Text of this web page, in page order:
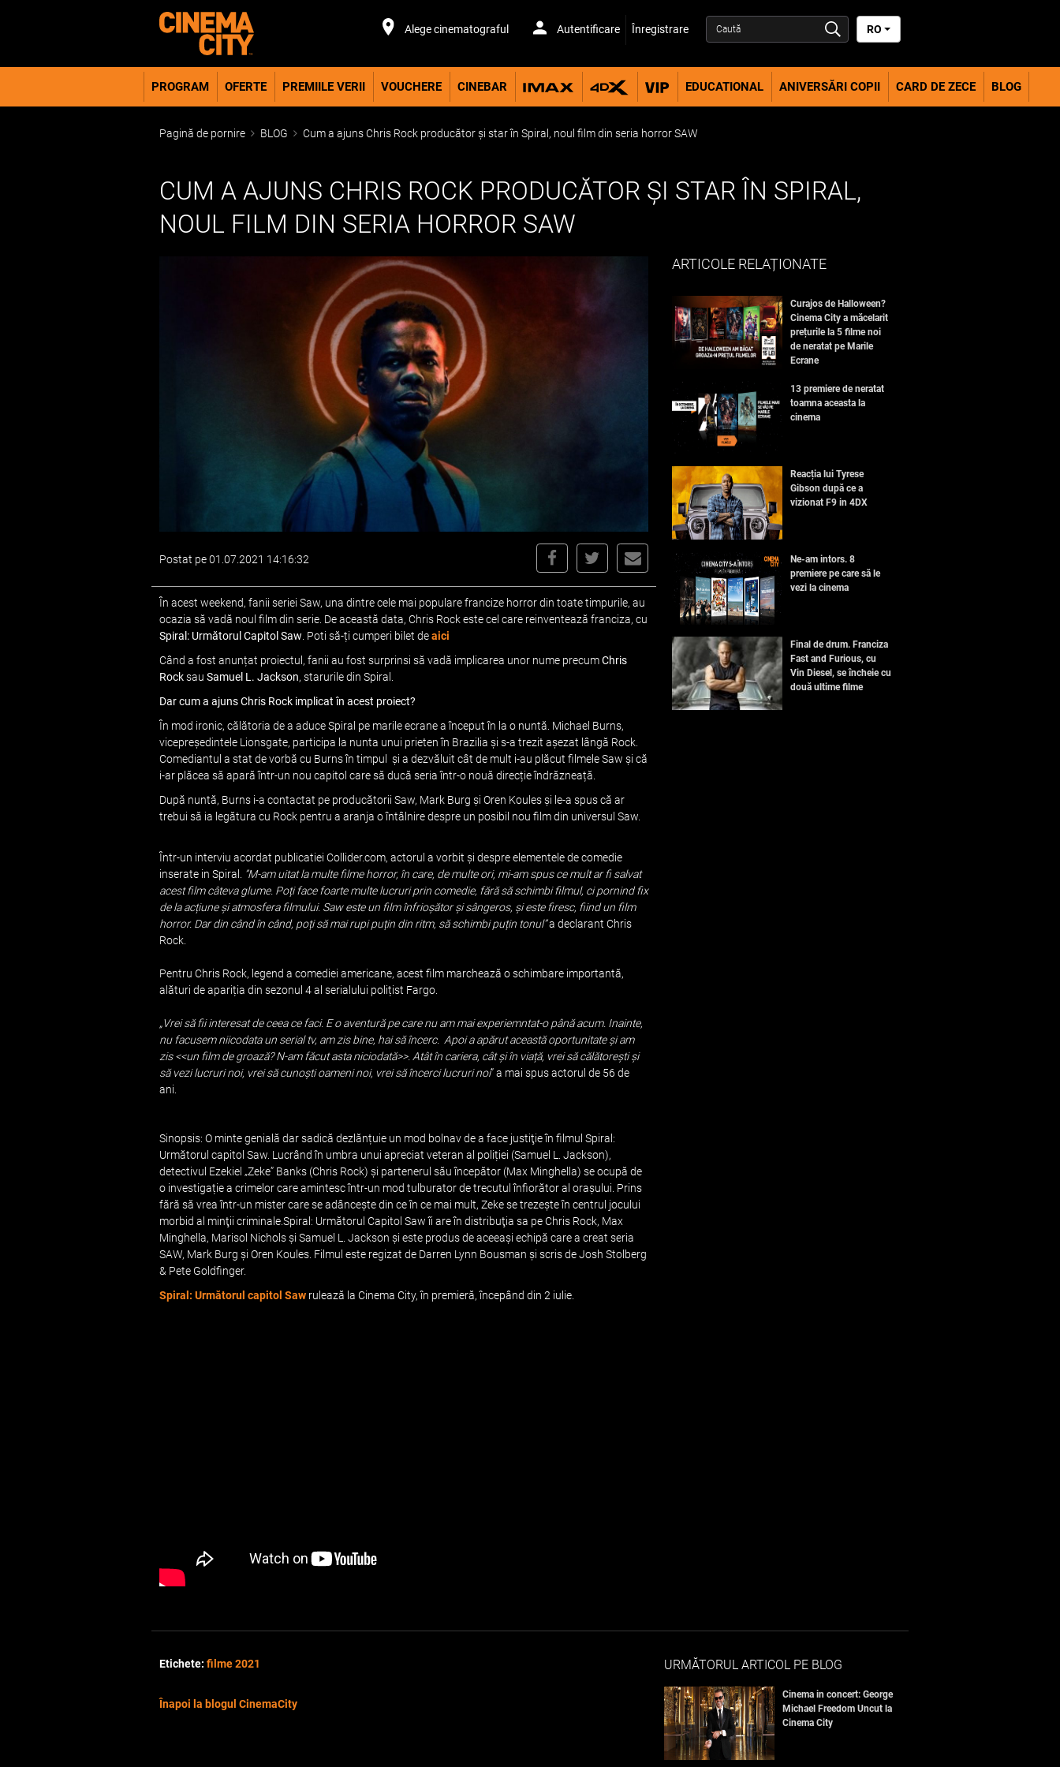
Alege cinematograful Autentificare Înregistrare RO
PROGRAM OFERTE PREMIILE VERII VOUCHERE CINEBAR EDUCATIONAL ANIVERSĂRI COPII CARD DE ZECE BLOG
Pagină de pornire BLOG Cum a ajuns Chris Rock producător și star în Spiral, noul film din seria horror SAW
CUM A AJUNS CHRIS ROCK PRODUCĂTOR ȘI STAR ÎN SPIRAL,
NOUL FILM DIN SERIA HORROR SAW
Postat pe 01.07.2021 14:16:32
În acest weekend, fanii seriei Saw, una dintre cele mai populare francize horror din toate timpurile, au
ocazia să vadă noul film din serie. De această data, Chris Rock este cel care reinventează franciza, cu
Spiral: Următorul Capitol Saw . Poti să-ți cumperi bilet deaici
Când a fost anunțat proiectul, fanii au fost surprinsi să vadă implicarea unor nume precumChris
Rocksau Samuel L. Jackson, starurile din Spiral.
Dar cum a ajuns Chris Rock implicat în acest proiect?
În mod ironic, călătoria de a aduce Spiral pe marile ecrane a început în la o nuntă. Michael Burns,
vicepreședintele Lionsgate, participa la nunta unui prieten în Brazilia și s-a trezit așezat lângă Rock.
Comediantul a stat de vorbă cu Burns în timpul și a dezvăluit cât de mult i-au plăcut filmele Saw și că
i-ar plăcea să apară într-un nou capitol care să ducă seria într-o nouă direcție îndrăzneață.
După nuntă, Burns i-a contactat pe producătorii Saw, Mark Burg și Oren Koules și le-a spus că ar
trebui să ia legătura cu Rock pentru a aranja o întâlnire despre un posibil nou film din universul Saw.
Într-un interviu acordat publicatiei Collider.com, actorul a vorbit și despre elementele de comedie
inserate in Spiral.
”M-am uitat la multe filme horror, în care, de multe ori, mi-am spus ce mult ar fi salvat
acest film câteva glume. Poți face foarte multe lucruri prin comedie, fără să schimbi filmul, ci pornind fix
de la acțiune și atmosfera filmului. Saw este un film înfrioșător și sângeros, și este firesc, fiind un film
horror. Dar din când în când, poți să mai rupi puțin din ritm, să schimbi puțin tonul”a declarant Chris
Rock.
Pentru Chris Rock, legend a comediei americane, acest film marchează o schimbare importantă,
alături de apariția din sezonul 4 al serialului polițist Fargo.
„Vrei să fii interesat de ceea ce faci. E o aventură pe care nu am mai experiemntat-o până acum. Inainte,
nu facusem niicodata un serial tv, am zis bine, hai să încerc. Apoi a apărut această oportunitate și am
zis <<un film de groază? N-am făcut asta niciodată>>. Atât în cariera, cât și în viață, vrei să călătorești și
să vezi lucruri noi, vrei să cunoști oameni noi, vrei să încerci lucruri noi” a mai spus actorul de 56 de
ani.
Sinopsis: O minte genială dar sadică dezlănțuie un mod bolnav de a face justiţie în filmul Spiral:
Următorul capitol Saw. Lucrând în umbra unui apreciat veteran al poliției (Samuel L. Jackson),
detectivul Ezekiel „Zeke” Banks (Chris Rock) și partenerul său începător (Max Minghella) se ocupă de
o investigație a crimelor care amintesc într-un mod tulburator de trecutul înfiorător al orașului. Prins
fără să vrea într-un mister care se adânceşte din ce în ce mai mult, Zeke se trezeşte în centrul jocului
morbid al minţii criminale.Spiral: Următorul Capitol Saw îi are în distribuţia sa pe Chris Rock, Max
Minghella, Marisol Nichols și Samuel L. Jackson și este produs de aceeaşi echipă care a creat seria
SAW, Mark Burg și Oren Koules. Filmul este regizat de Darren Lynn Bousman și scris de Josh Stolberg
& Pete Goldfinger.
Spiral: Următorul capitol Saw rulează la Cinema City, în premieră, începând din 2 iulie.
ARTICOLE RELAȚIONATE
Curajos de Halloween?
Cinema City a măcelarit
prețurile la 5 filme noi
de neratat pe Marile
Ecrane
13 premiere de neratat
toamna aceasta la
cinema
Reacția lui Tyrese
Gibson după ce a
vizionat F9 in 4DX
Ne-am intors. 8
premiere pe care să le
vezi la cinema
Final de drum. Franciza
Fast and Furious, cu
Vin Diesel, se încheie cu
două ultime filme
Etichete: filme 2021
Înapoi la blogul CinemaCity
URMĂTORUL ARTICOL PE BLOG
Cinema in concert: George
Michael Freedom Uncut la
Cinema City